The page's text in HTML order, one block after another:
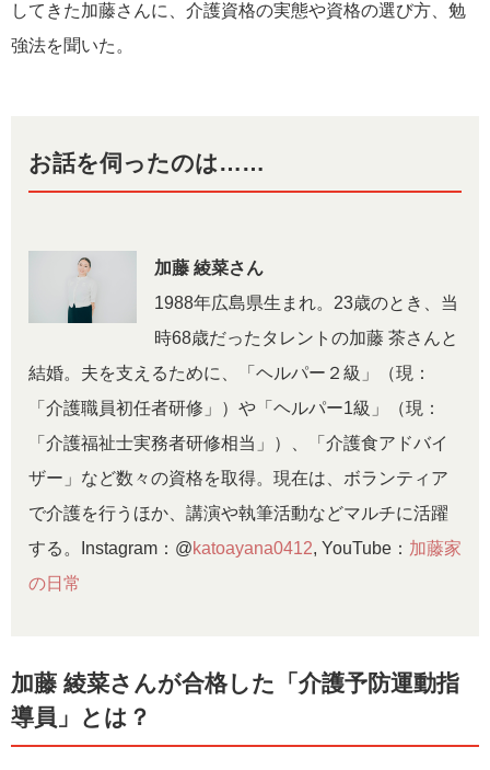
してきた加藤さんに、介護資格の実態や資格の選び方、勉
強法を聞いた。
お話を伺ったのは……
加藤 綾菜さん
1988年広島県生まれ。23歳のとき、当
時68歳だったタレントの加藤 茶さんと
結婚。夫を支えるために、「ヘルパー２級」（現：
「介護職員初任者研修」）や「ヘルパー1級」（現：
「介護福祉士実務者研修相当」）、「介護食アドバイ
ザー」など数々の資格を取得。現在は、ボランティア
で介護を行うほか、講演や執筆活動などマルチに活躍
する。Instagram：@katoayana0412, YouTube： 加藤家
の日常
加藤 綾菜さんが合格した「介護予防運動指
導員」とは？